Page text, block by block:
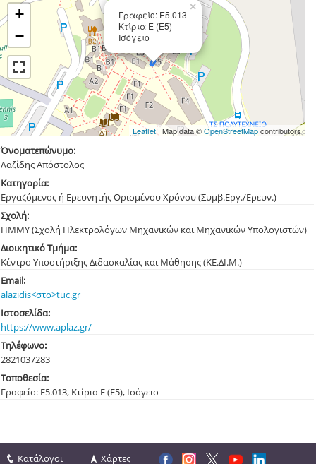
Γραφείο: Ε5.013
Κτίρια Ε (Ε5)
Ισόγειο
×
+
−
Leaflet| Map data ©OpenStreetMapcontributors
Όνοματεπώνυμο:
Λαζίδης Απόστολος
Κατηγορία:
Εργαζόμενος ή Ερευνητής Ορισμένου Χρόνου (Συμβ.Εργ./Ερευν.)
Σχολή:
ΗΜΜΥ (Σχολή Ηλεκτρολόγων Μηχανικών και Μηχανικών Υπολογιστών)
Διοικητικό Τμήμα:
Κέντρο Υποστήριξης Διδασκαλίας και Μάθησης (ΚΕ.ΔΙ.Μ.)
Email:
alazidis<στο>tuc.gr
Ιστοσελίδα:
https://www.aplaz.gr/
Τηλέφωνο:
2821037283
Τοποθεσία:
Γραφείο: Ε5.013, Κτίρια Ε (Ε5), Ισόγειο
Κατάλογοι Χάρτες